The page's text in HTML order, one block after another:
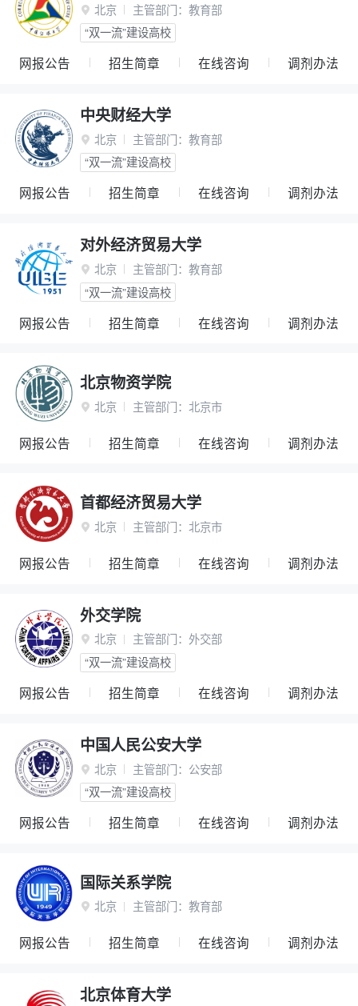
 北京 主管部门： 教育部
“双一流”建设高校
网报公告 招生简章 在线咨询 调剂办法
中央财经大学
 北京 主管部门： 教育部
“双一流”建设高校
网报公告 招生简章 在线咨询 调剂办法
对外经济贸易大学
 北京 主管部门： 教育部
“双一流”建设高校
网报公告 招生简章 在线咨询 调剂办法
北京物资学院
 北京 主管部门： 北京市
网报公告 招生简章 在线咨询 调剂办法
首都经济贸易大学
 北京 主管部门： 北京市
网报公告 招生简章 在线咨询 调剂办法
外交学院
 北京 主管部门： 外交部
“双一流”建设高校
网报公告 招生简章 在线咨询 调剂办法
中国人民公安大学
 北京 主管部门： 公安部
“双一流”建设高校
网报公告 招生简章 在线咨询 调剂办法
国际关系学院
 北京 主管部门： 教育部
网报公告 招生简章 在线咨询 调剂办法
北京体育大学